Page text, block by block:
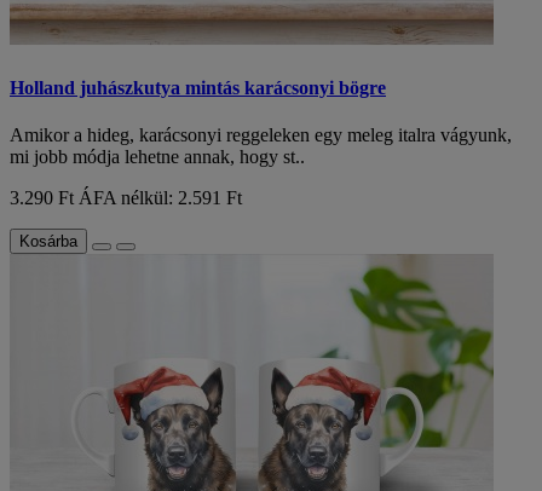
Holland juhászkutya mintás karácsonyi bögre
Amikor a hideg, karácsonyi reggeleken egy meleg italra vágyunk,
mi jobb módja lehetne annak, hogy st..
3.290 Ft ÁFA nélkül: 2.591 Ft
Kosárba